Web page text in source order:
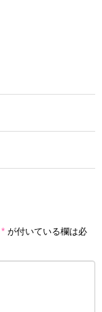
* が付いている欄は必